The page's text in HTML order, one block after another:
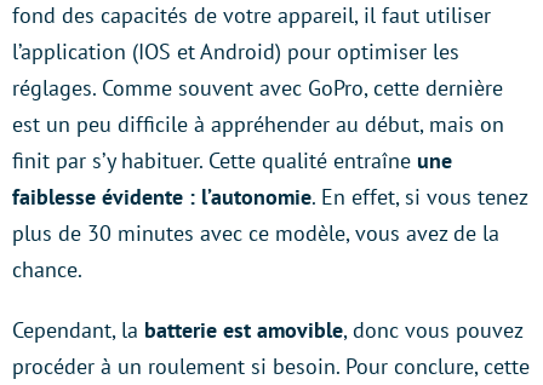
fond des capacités de votre appareil, il faut utiliser
l’application (IOS et Android) pour optimiser les
réglages. Comme souvent avec GoPro, cette dernière
est un peu difficile à appréhender au début, mais on
finit par s’y habituer. Cette qualité entraîne une
faiblesse évidente : l’autonomie. En effet, si vous tenez
plus de 30 minutes avec ce modèle, vous avez de la
chance.
Cependant, la batterie est amovible, donc vous pouvez
procéder à un roulement si besoin. Pour conclure, cette